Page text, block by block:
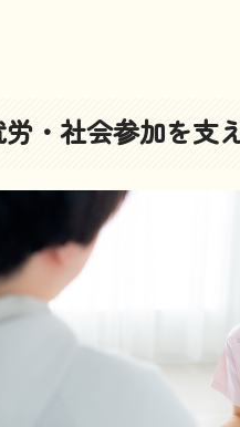
・社会参加を支